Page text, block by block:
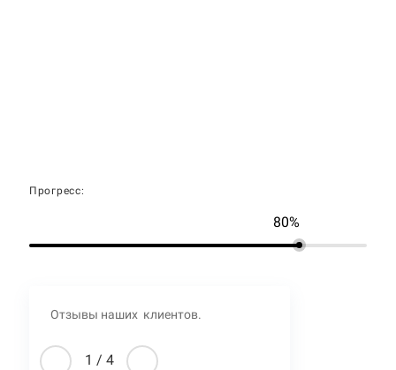
Прогресс:
80%
Отзывы наших клиентов.
1 / 4